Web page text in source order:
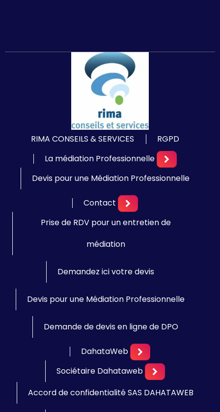
RIMA CONSEILS & SERVICES
RGPD
La médiation Professionnelle
Devis pour une Médiation Professionnelle
Contact
Prise de RDV pour un entretien de
médiation
Demandez ici votre devis
Devis pour une Médiation Professionnelle
Demande de devis en ligne de DPO
DahataWeb
Sociétaire Dahataweb
Accord de confidentialité SAS DAHATAWEB